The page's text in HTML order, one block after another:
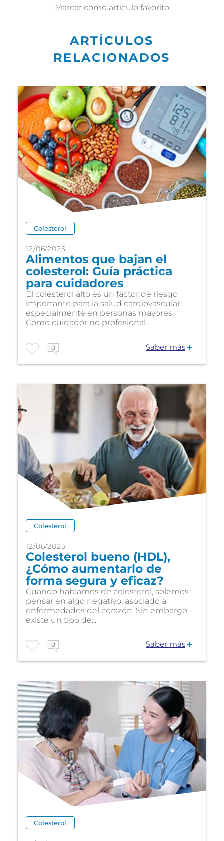
Marcar como artículo favorito
ARTÍCULOS
RELACIONADOS
Colesterol
12/06/2025
Alimentos que bajan el
colesterol: Guía práctica
para cuidadores
El colesterol alto es un factor de riesgo
importante para la salud cardiovascular,
especialmente en personas mayores.
Como cuidador no profesional...
0 Saber más
Colesterol
12/06/2025
Colesterol bueno (HDL),
¿Cómo aumentarlo de
forma segura y eficaz?
Cuando hablamos de colesterol, solemos
pensar en algo negativo, asociado a
enfermedades del corazón. Sin embargo,
existe un tipo de...
0 Saber más
Colesterol